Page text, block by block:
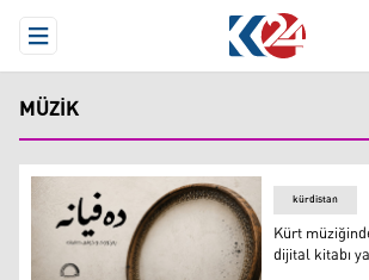
Open Menu
MÜZIK
kürdistan
Kürt
dijital kitabı